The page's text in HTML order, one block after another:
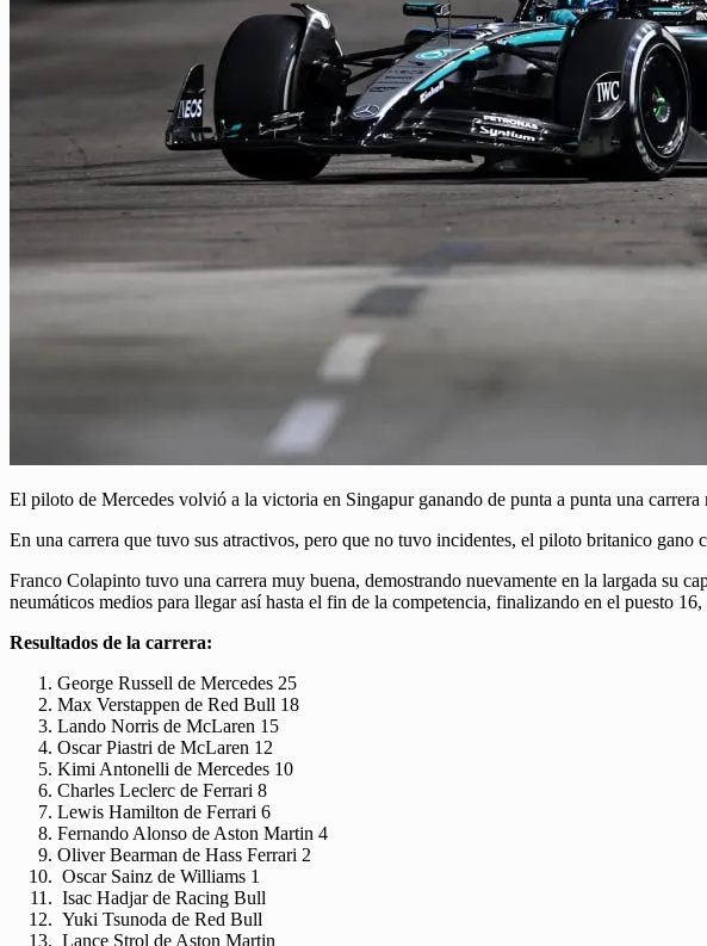
El piloto de Mercedes volvió a la victoria en Singapur ganando de punta a punta una
En una carrera que tuvo sus atractivos, pero que no tuvo incidentes, el piloto britanico
Franco Colapinto tuvo una carrera muy buena, demostrando nuevamente en la largada su
neumáticos medios para llegar así hasta el fin de la competencia, finalizando en el puesto
Resultados de la carrera:
George Russell de Mercedes 25
Max Verstappen de Red Bull 18
Lando Norris de McLaren 15
Oscar Piastri de McLaren 12
Kimi Antonelli de Mercedes 10
Charles Leclerc de Ferrari 8
Lewis Hamilton de Ferrari 6
Fernando Alonso de Aston Martin 4
Oliver Bearman de Hass Ferrari 2
Oscar Sainz de Williams 1
Isac Hadjar de Racing Bull
Yuki Tsunoda de Red Bull
Lance Strol de Aston Martin